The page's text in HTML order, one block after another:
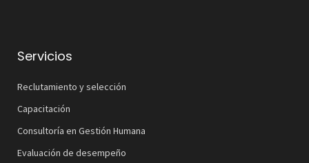
Servicios
Reclutamiento y selección
Capacitación
Consultoría en Gestión Humana
Evaluación de desempeño